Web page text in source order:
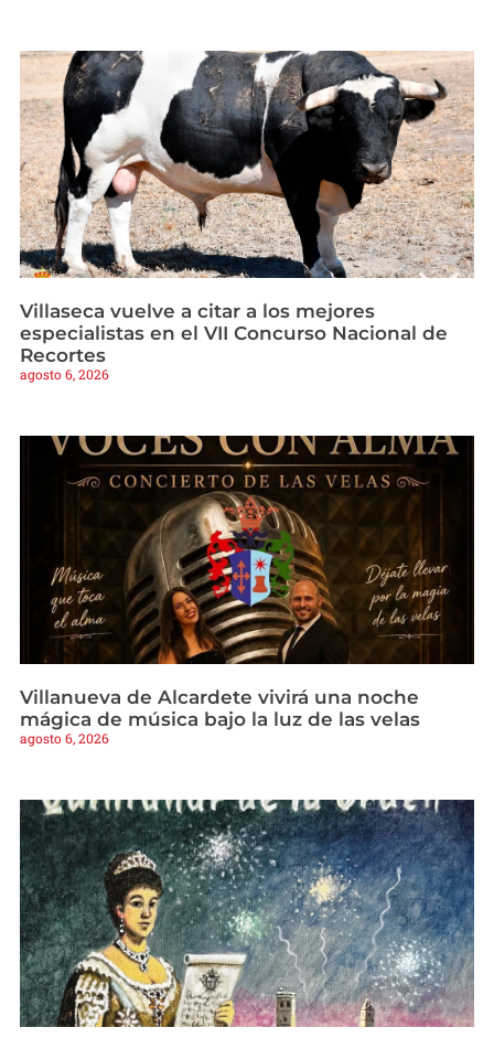
Villaseca vuelve a citar a los mejores
especialistas en el VII Concurso Nacional de
Recortes
agosto 6, 2026
Villanueva de Alcardete vivirá una noche
mágica de música bajo la luz de las velas
agosto 6, 2026